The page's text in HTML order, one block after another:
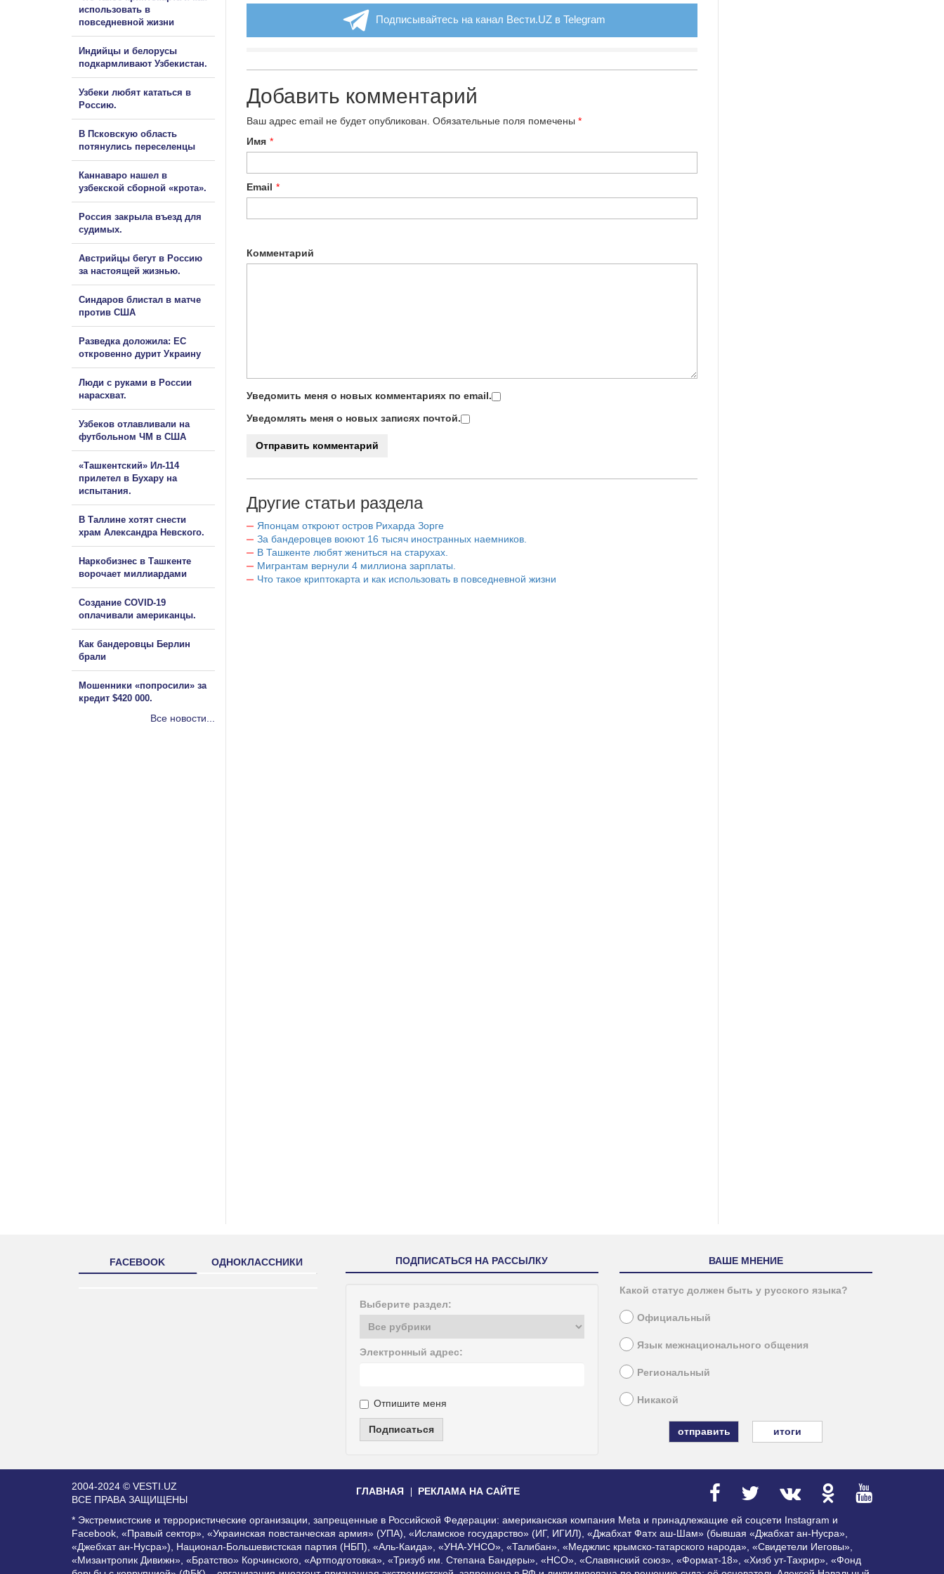
Подписывайтесь на канал Вести.UZ в Telegram
Добавить комментарий
Ваш адрес email не будет опубликован. Обязательные поля помечены *
Имя *
Email *
Комментарий
Уведомить меня о новых комментариях по email.
Уведомлять меня о новых записях почтой.
Другие статьи раздела
Японцам откроют остров Рихарда Зорге
За бандеровцев воюют 16 тысяч иностранных наемников.
В Ташкенте любят жениться на старухах.
Мигрантам вернули 4 миллиона зарплаты.
Что такое криптокарта и как использовать в повседневной жизни
использовать в
повседневной жизни
Индийцы и белорусы
подкармливают Узбекистан.
Узбеки любят кататься в
Россию.
В Псковскую область
потянулись переселенцы
Каннаваро нашел в
узбекской сборной «крота».
Россия закрыла въезд для
судимых.
Австрийцы бегут в Россию
за настоящей жизнью.
Синдаров блистал в матче
против США
Разведка доложила: ЕС
откровенно дурит Украину
Люди с руками в России
нарасхват.
Узбеков отлавливали на
футбольном ЧМ в США
«Ташкентский» Ил-114
прилетел в Бухару на
испытания.
В Таллине хотят снести
храм Александра Невского.
Наркобизнес в Ташкенте
ворочает миллиардами
Создание COVID-19
оплачивали американцы.
Как бандеровцы Берлин
брали
Мошенники «попросили» за
кредит $420 000.
Все новости...
FACEBOOK ОДНОКЛАССНИКИ ПОДПИСАТЬСЯ НА РАССЫЛКУ
Выберите раздел:
Электронный адрес:
Отпишите меня
Подписаться
ВАШЕ МНЕНИЕ
Какой статус должен быть у русского языка?
Официальный
Язык межнационального общения
Региональный
Никакой
итоги
2004-2024 © VESTI.UZ
ВСЕ ПРАВА ЗАЩИЩЕНЫ
ГЛАВНАЯ РЕКЛАМА НА САЙТЕ
* Экстремистские и террористические организации, запрещенные в Российской Федерации: американская компания Meta и принадлежащие ей соцсети Instagram и
Facebook, «Правый сектор», «Украинская повстанческая армия» (УПА), «Исламское государство» (ИГ, ИГИЛ), «Джабхат Фатх аш-Шам» (бывшая «Джабхат ан-Нусра»,
«Джебхат ан-Нусра»), Национал-Большевистская партия (НБП), «Аль-Каида», «УНА-УНСО», «Талибан», «Меджлис крымско-татарского народа», «Свидетели Иеговы»,
«Мизантропик Дивижн», «Братство» Корчинского, «Артподготовка», «Тризуб им. Степана Бандеры», «НСО», «Славянский союз», «Формат-18», «Хизб ут-Тахрир», «Фонд